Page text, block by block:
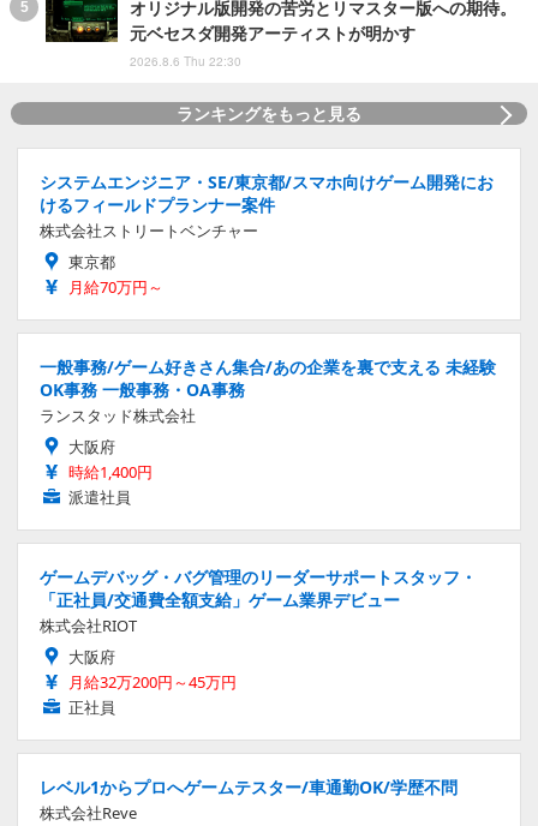
オリジナル版開発の苦労とリマスター版への期待。
元ベセスダ開発アーティストが明かす
2026.8.6 Thu 22:30
ランキングをもっと見る
システムエンジニア・SE/東京都/スマホ向けゲーム開発にお
けるフィールドプランナー案件
株式会社ストリートベンチャー
東京都
月給70万円～
一般事務/ゲーム好きさん集合/あの企業を裏で支える 未経験
OK事務 一般事務・OA事務
ランスタッド株式会社
大阪府
時給1,400円
派遣社員
ゲームデバッグ・バグ管理のリーダーサポートスタッフ・
「正社員/交通費全額支給」ゲーム業界デビュー
株式会社RIOT
大阪府
月給32万200円～45万円
正社員
レベル1からプロへゲームテスター/車通勤OK/学歴不問
株式会社Reve